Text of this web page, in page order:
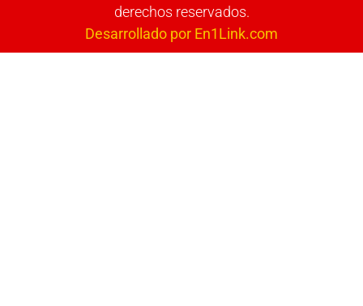
derechos reservados.
Desarrollado por En1Link.com